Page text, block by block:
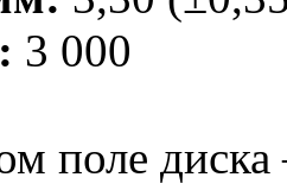
3 000
поле